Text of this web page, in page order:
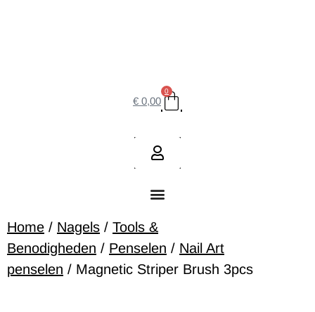
€ 0,00
0
Home / Nagels / Tools &
Benodigheden / Penselen / Nail Art
penselen / Magnetic Striper Brush 3pcs